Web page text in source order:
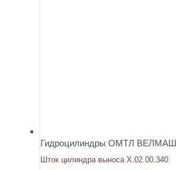
Гидроцилиндры ОМТЛ ВЕЛМАШ
Шток цилиндра выноса Х.02.00.340